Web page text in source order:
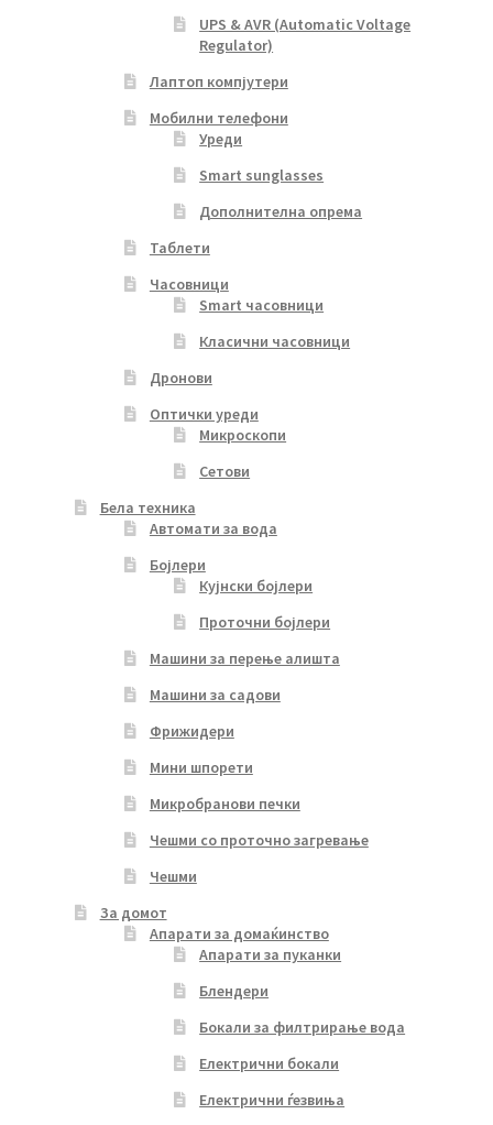
UPS & AVR (Automatic Voltage
Regulator)
Лаптоп компјутери
Мобилни телефони
Уреди
Smart sunglasses
Дополнителна опрема
Таблети
Часовници
Smart часовници
Класични часовници
Дронови
Оптички уреди
Микроскопи
Сетови
Бела техника
Автомати за вода
Бојлери
Кујнски бојлери
Проточни бојлери
Машини за перење алишта
Машини за садови
Фрижидери
Мини шпорети
Микробранови печки
Чешми со проточно загревање
Чешми
За домот
Апарати за домаќинство
Апарати за пуканки
Блендери
Бокали за филтрирање вода
Електрични бокали
Електрични ѓезвиња